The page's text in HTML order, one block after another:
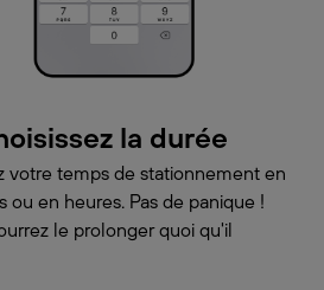
la durée
votre temps de stationnement en
ou en heures. Pas de panique !
le prolonger quoi qu'il